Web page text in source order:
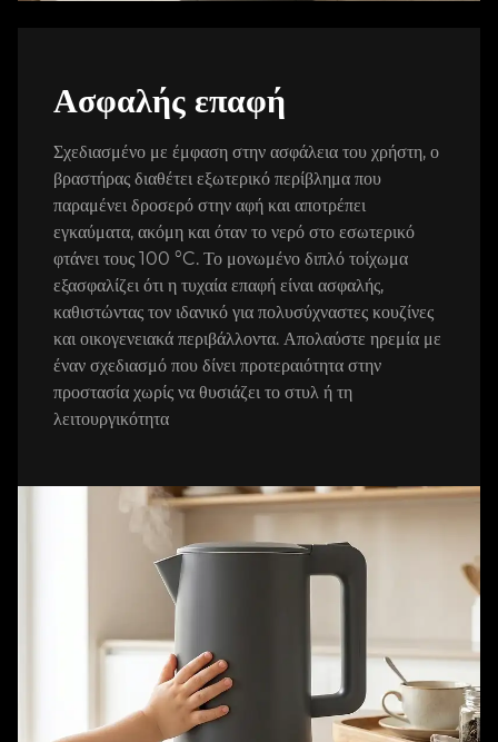
Ασφαλής επαφή
Σχεδιασμένο με έμφαση στην ασφάλεια του χρήστη, ο
βραστήρας διαθέτει εξωτερικό περίβλημα που
παραμένει δροσερό στην αφή και αποτρέπει
εγκαύματα, ακόμη και όταν το νερό στο εσωτερικό
φτάνει τους 100 °C. Το μονωμένο διπλό τοίχωμα
εξασφαλίζει ότι η τυχαία επαφή είναι ασφαλής,
καθιστώντας τον ιδανικό για πολυσύχναστες κουζίνες
και οικογενειακά περιβάλλοντα. Απολαύστε ηρεμία με
έναν σχεδιασμό που δίνει προτεραιότητα στην
προστασία χωρίς να θυσιάζει το στυλ ή τη
λειτουργικότητα